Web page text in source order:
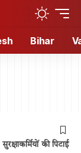
Bihar
की पिटाई